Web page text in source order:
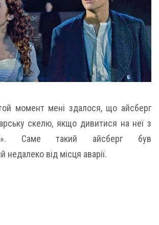
момент мені здалося, що айсберг
скелю, якщо дивитися на неї з
Саме такий айсберг був
недалеко від місця аварії.